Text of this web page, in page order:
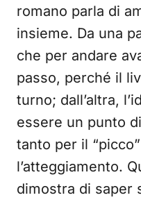
romano parla di
insieme. Da una
che per andare
passo, perché il
turno; dall’altra,
essere un punto
tanto per il
l’atteggiamento.
dimostra di saper